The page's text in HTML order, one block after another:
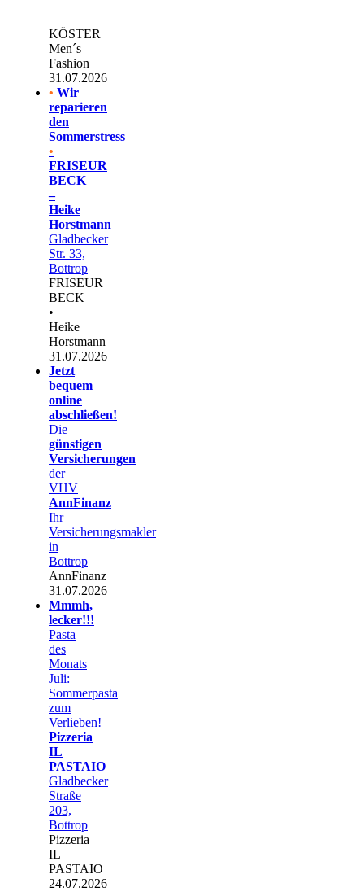
KÖSTER
Men´s
Fashion
31.07.2026
• Wir
reparieren
den
Sommerstress
•
FRISEUR
BECK
–
Heike
Horstmann
Gladbecker
Str. 33,
Bottrop
FRISEUR
BECK
•
Heike
Horstmann
31.07.2026
Jetzt
bequem
online
abschließen!
Die
günstigen
Versicherungen
der
VHV
AnnFinanz
Ihr
Versicherungsmakler
in
Bottrop
AnnFinanz
31.07.2026
Mmmh,
lecker!!!
Pasta
des
Monats
Juli:
Sommerpasta
zum
Verlieben!
Pizzeria
IL
PASTAIO
Gladbecker
Straße
203,
Bottrop
Pizzeria
IL
PASTAIO
24.07.2026